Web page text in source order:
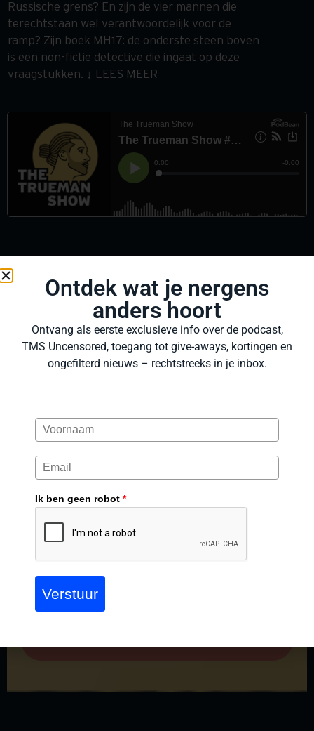
Russische grens? En zijn de vier mannen die
terechtstaan wel verantwoordelijk voor de
ramp? Zijn boek MH17: de onderste steen boven
is een non-fictie detective die ingaat op deze
vraagstukken. ↓ LEES MEER
maken?
aanbod aan bewuste media en is voor iedereen al
te danken aan donaties van luisteraars. Dankzij deze
donaties kan er gebouwd worden, zijn er
internationale tours mogelijk en staat er inmiddels een
dankbaar ontvangen. Dankjulliewel.
Ontdek wat je nergens
anders hoort
Ontvang als eerste exclusieve info over de podcast,
TMS Uncensored, toegang tot give-aways, kortingen en
ongefilterd nieuws – rechtstreeks in je inbox.
Ik ben geen robot *
Verstuur